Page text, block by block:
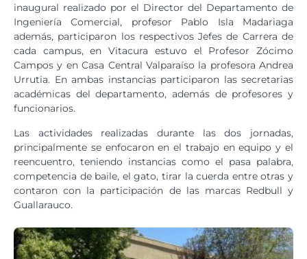
inaugural realizado por el Director del Departamento de
Ingeniería Comercial, profesor Pablo Isla Madariaga
además, participaron los respectivos Jefes de Carrera de
cada campus, en Vitacura estuvo el Profesor Zócimo
Campos y en Casa Central Valparaíso la profesora Andrea
Urrutia. En ambas instancias participaron las secretarias
académicas del departamento, además de profesores y
funcionarios.
Las actividades realizadas durante las dos jornadas,
principalmente se enfocaron en el trabajo en equipo y el
reencuentro, teniendo instancias como el pasa palabra,
competencia de baile, el gato, tirar la cuerda entre otras y
contaron con la participación de las marcas Redbull y
Guallarauco.